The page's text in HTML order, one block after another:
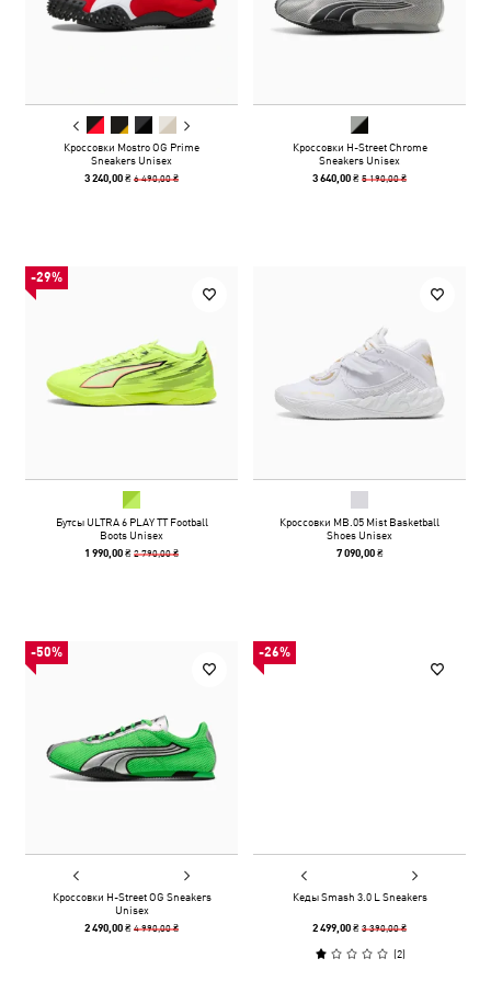
Кроссовки Mostro OG Prime
Sneakers Unisex
3 240,00 ₴6 490,00 ₴
Кроссовки H-Street Chrome
Sneakers Unisex
3 640,00 ₴5 190,00 ₴
-29%
Бутсы ULTRA 6 PLAY TT Football
Boots Unisex
1 990,00 ₴2 790,00 ₴
Кроссовки MB.05 Mist Basketball
Shoes Unisex
7 090,00 ₴
-50%
Кроссовки H-Street OG Sneakers
Unisex
2 490,00 ₴4 990,00 ₴
-26%
Кеды Smash 3.0 L Sneakers
2 499,00 ₴3 390,00 ₴
(2)